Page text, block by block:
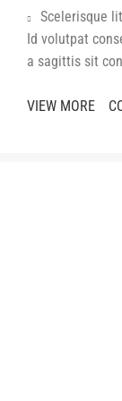
Scelerisque
Id volutpat
a sagittis sit
VIEW MORE